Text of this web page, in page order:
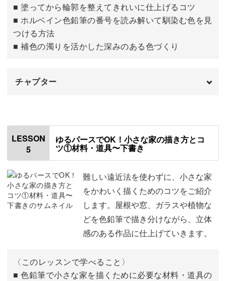
■ 塗ってから輪郭を整えてきれいに仕上げるコツ
■ ホルベイン色鉛筆の番号を読み解いて馴染む色を見
つける方法
■ 補色の濁りを活かした深みのある色づくり
チャプター
草の描き方
花の描き方
色見本を作る 10:40
今回の色見本について 13:12
23:41
LESSON
5
ゆるパースでOK！小さな家の描き方とコ
ツ①材料・道具〜下書き
難しい遠近法を使わずに、小さな家
をかわいく描くためのコツをご紹介
します。屋根や窓、ガラスや植物な
どを色鉛筆で描き分けながら、立体
感のある作品に仕上げていきます。
〈このレッスンで学べること〉
■ 色鉛筆で小さな家を描くために必要な材料・道具の